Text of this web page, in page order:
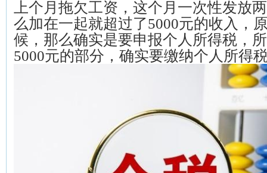
上个月拖欠工资，这个月一次性发放
么加在一起就超过了5000元的收入，
候，那么确实是要申报个人所得税，
5000元的部分，确实要缴纳个人所得